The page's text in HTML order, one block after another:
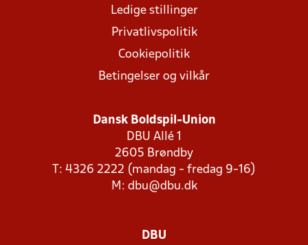
Ledige stillinger
Privatlivspolitik
Cookiepolitik
Betingelser og vilkår
Dansk Boldspil-Union
DBU Allé 1
2605 Brøndby
T: 4326 2222 (mandag - fredag 9-16)
M: dbu@dbu.dk
DBU